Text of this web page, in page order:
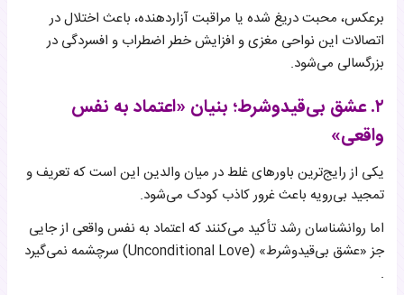
برعکس، محبت دریغ شده یا مراقبت آزاردهنده، باعث اختلال در
اتصالات این نواحی مغزی و افزایش خطر اضطراب و افسردگی در
بزرگسالی می‌شود.
۲. عشق بی‌قیدوشرط؛ بنیان «اعتماد به نفس
واقعی»
یکی از رایج‌ترین باورهای غلط در میان والدین این است که تعریف و
تمجید بی‌رویه باعث غرور کاذب کودک می‌شود.
اما روانشناسان رشد تأکید می‌کنند که اعتماد به نفس واقعی از جایی
جز «عشق بی‌قیدوشرط» (Unconditional Love) سرچشمه نمی‌گیرد
.